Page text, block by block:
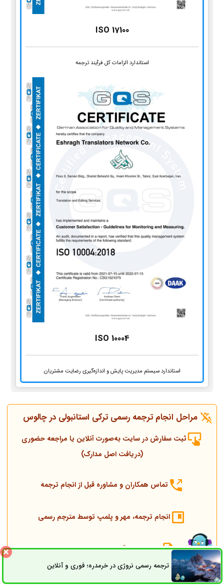
ISO 17100
استاندارد الزامات کل فرآیند ترجمه
ISO 10004
استاندارد سیستم مدیریت پایش و اندازه‌گیری رضایت مشتریان
مراحل انجام ترجمه رسمی ترکی استانبولی در چالوس
ثبت سفارش در سایت به‌صورت آنلاین یا مراجعه حضوری
(دریافت اصل مدارک)
تماس همکاران و مشاوره قبل از انجام ترجمه
انجام ترجمه، مهر و پلمپ توسط مترجم رسمی
ارسال به دادگستری و وزارت امور خارجه
ارسال به کنسولگری ترکیه
ترجمه رسمی نروژی در خرمدره؛ فوری و آنلاینثبت سفارش راه های ارتباطی